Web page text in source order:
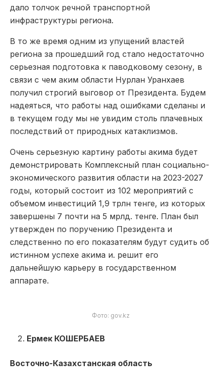
дало толчок речной транспортной
инфраструктуры региона.
В то же время одним из упущений властей
региона за прошедший год стало недостаточно
серьезная подготовка к паводковому сезону, в
связи с чем аким области Нурлан Уранхаев
получил строгий выговор от Президента. Будем
надеяться, что работы над ошибками сделаны и
в текущем году мы не увидим столь плачевных
последствий от природных катаклизмов.
Очень серьезную картину работы акима будет
демонстрировать Комплексный план социально-
экономического развития области на 2023-2027
годы, который состоит из 102 мероприятий с
объемом инвестиций 1,9 трлн тенге, из которых
завершены 7 почти на 5 мрлд. тенге. План был
утвержден по поручению Президента и
следственно по его показателям будут судить об
истинном успехе акима и. решит его
дальнейшую карьеру в государственном
аппарате.
Фото: gov.kz
Ермек КОШЕРБАЕВ
Восточно-Казахстанская область